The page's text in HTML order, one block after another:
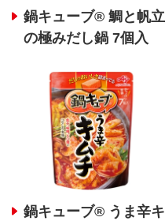
鍋キューブ® 鯛と帆立
の極みだし鍋 7個入
鍋キューブ® うま辛キ